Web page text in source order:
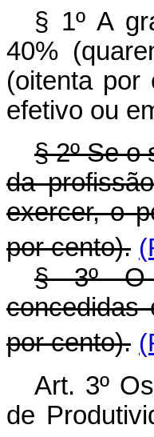
§ 1º A
40%
(oitenta por
efetivo ou
§ 2º Se o
da
exercer, o
por cento).
§ 3º O
concedidas
por cento).
Art. 3º
de